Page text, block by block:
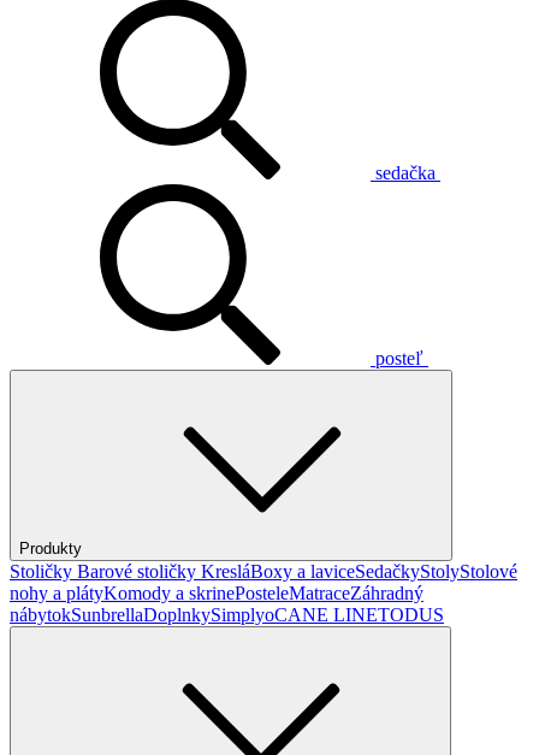
sedačka
posteľ
Produkty
Stoličky Barové stoličky KresláBoxy a laviceSedačkyStolyStolové
nohy a plátyKomody a skrinePosteleMatraceZáhradný
nábytokSunbrellaDoplnkySimplyoCANE LINETODUS